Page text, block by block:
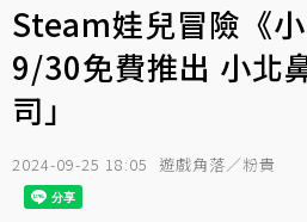
Steam娃兒冒險《
9/30免費推出 小北
司」
2024-09-25 18:05 遊戲角落／粉貴